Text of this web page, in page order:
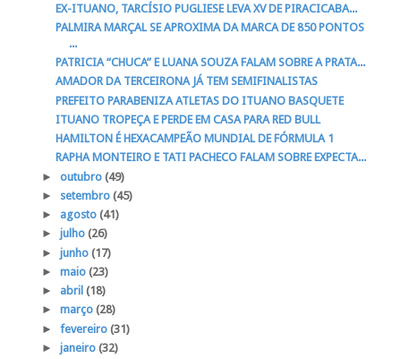
EX-ITUANO, TARCÍSIO PUGLIESE LEVA XV DE PIRACICABA...
PALMIRA MARÇAL SE APROXIMA DA MARCA DE 850 PONTOS
...
PATRICIA “CHUCA” E LUANA SOUZA FALAM SOBRE A PRATA...
AMADOR DA TERCEIRONA JÁ TEM SEMIFINALISTAS
PREFEITO PARABENIZA ATLETAS DO ITUANO BASQUETE
ITUANO TROPEÇA E PERDE EM CASA PARA RED BULL
HAMILTON É HEXACAMPEÃO MUNDIAL DE FÓRMULA 1
RAPHA MONTEIRO E TATI PACHECO FALAM SOBRE EXPECTA...
► outubro (49)
► setembro (45)
► agosto (41)
► julho (26)
► junho (17)
► maio (23)
► abril (18)
► março (28)
► fevereiro (31)
► janeiro (32)